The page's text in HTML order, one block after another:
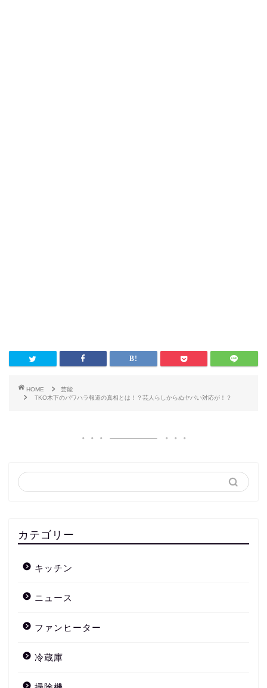
HOME
芸能
TKO木下のパワハラ報道の真相とは！？芸人らしからぬヤバい対応が！？
カテゴリー
キッチン
ニュース
ファンヒーター
冷蔵庫